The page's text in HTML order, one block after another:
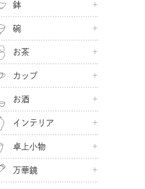
鉢
碗
お茶
カップ
お酒
インテリア
卓上小物
万華鏡